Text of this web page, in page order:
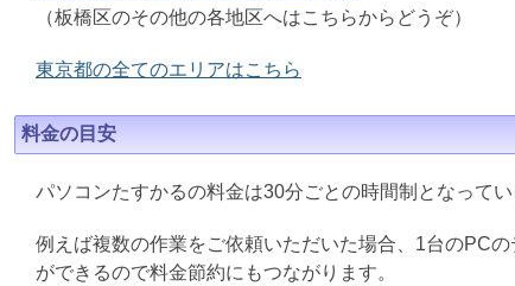
（板橋区のその他の各地区へはこちらからどうぞ）
東京都の全てのエリアはこちら
料金の目安
パソコンたすかるの料金は30分ごとの時間制となってい
例えば複数の作業をご依頼いただいた場合、1台のPC
ができるので料金節約にもつながります。